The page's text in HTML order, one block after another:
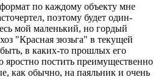
по каждому объекту мне
поэтому будет один-
мой маленький, но гордый
"Красная зюзьга" в текущей
в каких-то прошлых его
постить преимущественно
как обычно, на паяльник и очень